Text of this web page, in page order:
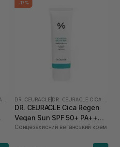
-17%
DR. CEURACLE
DR. CEURACLE Cica Regen
Vegan Sun SPF 50+ PA++++
для чутливої шкіри 50 мл
Сонцезахисний веганський крем